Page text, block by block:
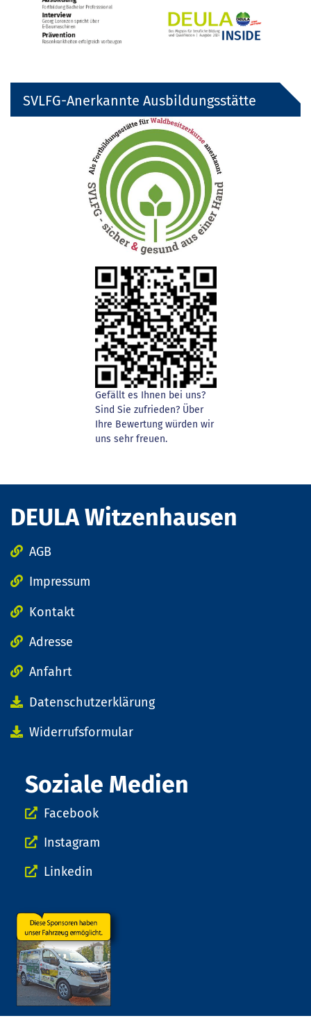
SVLFG-Anerkannte Ausbildungsstätte
Gefällt es Ihnen bei uns?
Sind Sie zufrieden? Über
Ihre Bewertung würden wir
uns sehr freuen.
DEULA Witzenhausen
AGB
Impressum
Kontakt
Adresse
Anfahrt
Datenschutzerklärung
Widerrufsformular
Soziale Medien
Facebook
Instagram
Linkedin